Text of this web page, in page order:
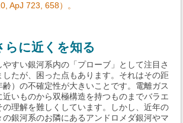
ApJ 723, 658）。
らに近くを知る
すい銀河系内の「プローブ」として注目さ
たが、困った点もあります。それはその距
）の不確定性が大きいことです。電離ガス
近いものから双極構造を持つものまでバラエ
の理解を難しくしています。しかし、近年の
の銀河系のお隣にあるアンドロメダ銀河やマ